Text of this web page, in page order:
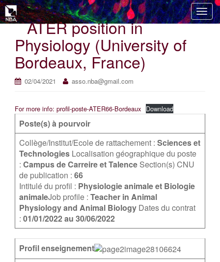
T
o
i
ATER position in
Physiology (University of
Bordeaux, France)
02/04/2021 asso.nba@gmail.com
For more info: profil-poste-ATER66-Bordeaux Download
Poste(s) à pourvoir
Collège/Institut/Ecole de rattachement : Sciences et
Technologies Localisation géographique du poste
: Campus de Carreire et Talence Section(s) CNU
de publication : 66
Intitulé du profil : Physiologie animale et Biologie
animaleJob profile : Teacher in Animal
Physiology and Animal Biology Dates du contrat
: 01/01/2022 au 30/06/2022
Profil enseignement